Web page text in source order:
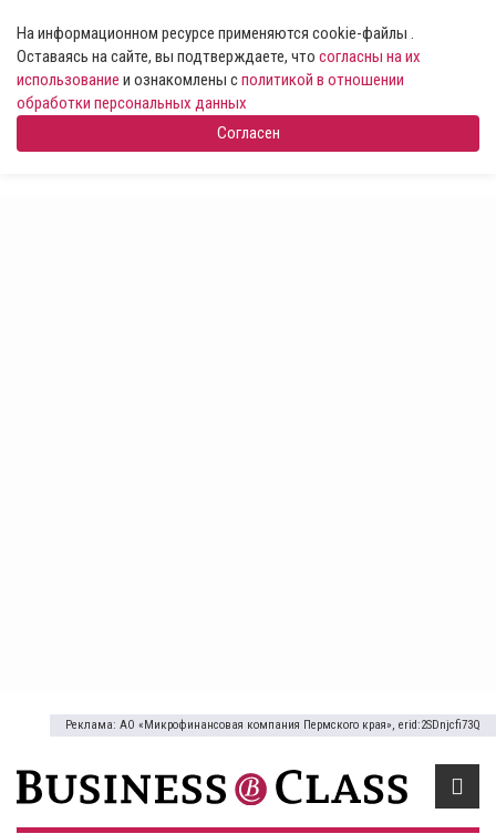
На информационном ресурсе применяются cookie-файлы .
Оставаясь на сайте, вы подтверждаете, что согласны на их
использование и ознакомлены сполитикой в отношении
обработки персональных данных
Согласен
Реклама: АО «Микрофинансовая компания Пермского края», erid:2SDnjcfi73Q